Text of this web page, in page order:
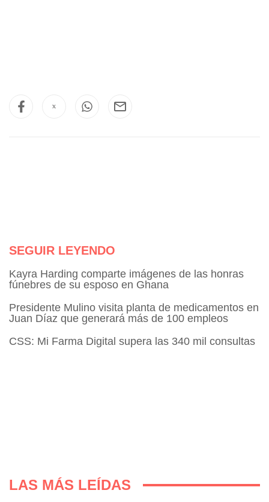
SEGUIR LEYENDO
Kayra Harding comparte imágenes de las honras
fúnebres de su esposo en Ghana
Presidente Mulino visita planta de medicamentos en
Juan Díaz que generará más de 100 empleos
CSS: Mi Farma Digital supera las 340 mil consultas
LAS MÁS LEÍDAS